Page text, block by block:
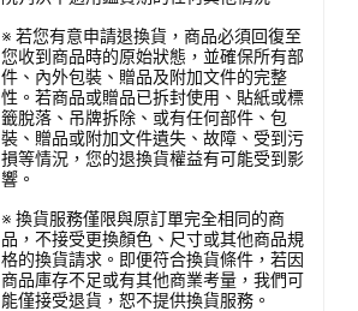
※ 若您有意申請退換貨，商品必須回復至
您收到商品時的原始狀態，並確保所有部
件、內外包裝、贈品及附加文件的完整
性。若商品或贈品已拆封使用、貼紙或標
籤脫落、吊牌拆除、或有任何部件、包
裝、贈品或附加文件遺失、故障、受到污
損等情況，您的退換貨權益有可能受到影
響。
※ 換貨服務僅限與原訂單完全相同的商
品，不接受更換顏色、尺寸或其他商品規
格的換貨請求。即便符合換貨條件，若因
商品庫存不足或有其他商業考量，我們可
能僅接受退貨，恕不提供換貨服務。